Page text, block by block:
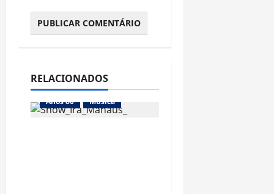
RELACIONADOS
Anos 80 Música